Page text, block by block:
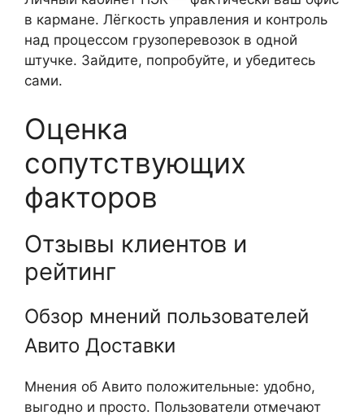
в кармане. Лёгкость управления и контроль
над процессом грузоперевозок в одной
штучке. Зайдите, попробуйте, и убедитесь
сами.
Оценка
сопутствующих
факторов
Отзывы клиентов и
рейтинг
Обзор мнений пользователей
Авито Доставки
Мнения об Авито положительные: удобно,
выгодно и просто. Пользователи отмечают